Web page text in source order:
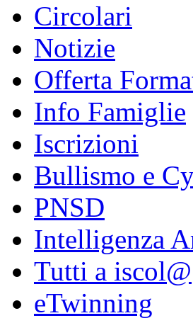
Circolari
Notizie
Offerta
Info Famiglie
Iscrizioni
Bullismo e
PNSD
Intelligenza
Tutti a iscol@
eTwinning